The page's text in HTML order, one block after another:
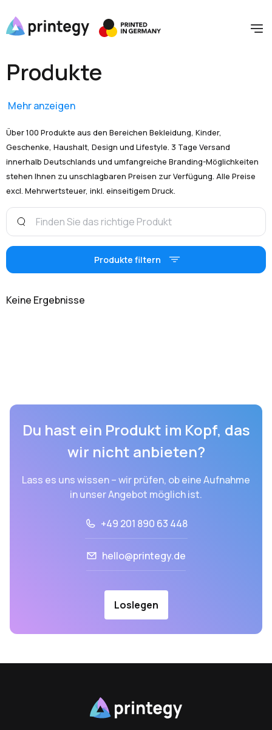
Produkte
Mehr anzeigen
Über 100 Produkte aus den Bereichen Bekleidung, Kinder,
Geschenke, Haushalt, Design und Lifestyle. 3 Tage Versand
innerhalb Deutschlands und umfangreiche Branding-Möglichkeiten
stehen Ihnen zu unschlagbaren Preisen zur Verfügung. Alle Preise
excl. Mehrwertsteuer, inkl. einseitigem Druck.
Produkte filtern
Keine Ergebnisse
Du hast ein Produkt im Kopf, das
wir nicht anbieten?
Lass es uns wissen – wir prüfen, ob eine Aufnahme
in unser Angebot möglich ist.
+49 201 890 63 448
hello@printegy.de
Loslegen